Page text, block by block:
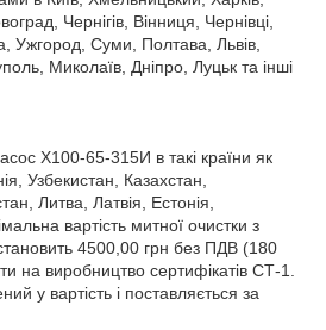
Чернігів, Вінниця, Чернівці,
Ужгород, Суми, Полтава, Львів,
Миколаїв, Дніпро, Луцьк та інші
Х100-65-315И в такі країни як
Узбекистан, Казахстан,
Литва, Латвія, Естонія,
вартість митної очистки з
4500,00 грн без ПДВ (180
на виробництво сертифікатів СТ-1.
у вартість і поставляється за